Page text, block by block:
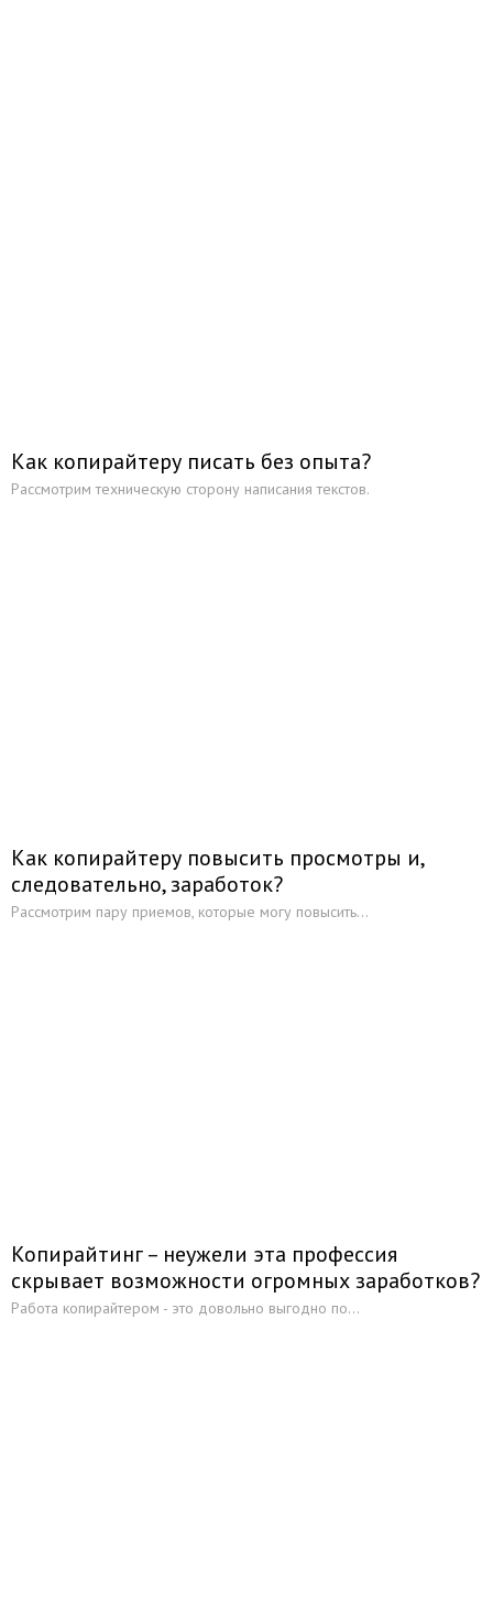
Как копирайтеру писать без опыта?
Рассмотрим техническую сторону написания текстов.
Как копирайтеру повысить просмотры и,
следовательно, заработок?
Рассмотрим пару приемов, которые могу повысить...
Копирайтинг – неужели эта профессия
скрывает возможности огромных заработков?
Работа копирайтером - это довольно выгодно по...